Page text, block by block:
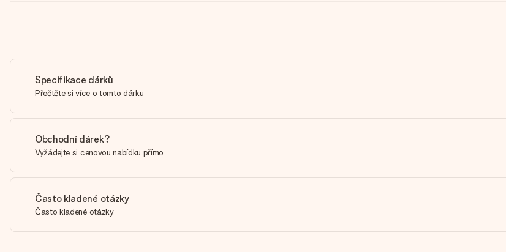
Specifikace dárků
Přečtěte si více o tomto dárku
Obchodní dárek?
Vyžádejte si cenovou nabídku přímo
Často kladené otázky
Často kladené otázky